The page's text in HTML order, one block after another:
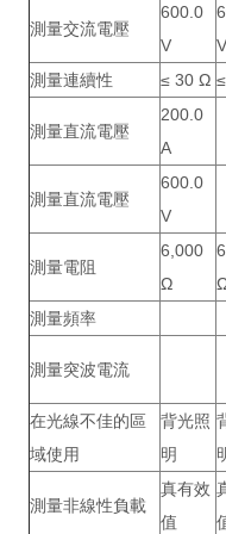
測量交流電壓
600.0
V
V
測量連續性
≤ 30 Ω
測量直流電壓
200.0
A
測量直流電壓
600.0
V
測量電阻
6,000
Ω
測量頻率
測量突波電流
在光線不佳的區
域使用
背光照
明
測量非線性負載
真有效
值